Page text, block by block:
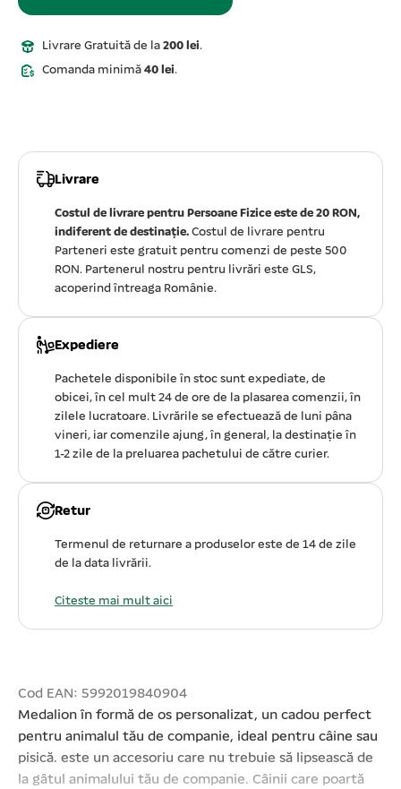
Livrare Gratuită de la 200 lei.
Comanda minimă 40 lei.
Livrare
Costul de livrare pentru Persoane Fizice este de 20 RON,
indiferent de destinație. Costul de livrare pentru
Parteneri este gratuit pentru comenzi de peste 500
RON. Partenerul nostru pentru livrări este GLS,
acoperind întreaga Românie.
Expediere
Pachetele disponibile în stoc sunt expediate, de
obicei, în cel mult 24 de ore de la plasarea comenzii, în
zilele lucratoare. Livrările se efectuează de luni pâna
vineri, iar comenzile ajung, în general, la destinație în
1-2 zile de la preluarea pachetului de către curier.
Retur
Termenul de returnare a produselor este de 14 de zile
de la data livrării.
Citeste mai mult aici
Cod EAN: 5992019840904
Medalion în formă de os personalizat, un cadou perfect
pentru animalul tău de companie, ideal pentru câine sau
pisică. este un accesoriu care nu trebuie să lipsească de
la gâtul animalului tău de companie. Câinii care poartă